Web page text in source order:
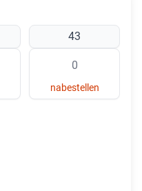
43
nabestellen